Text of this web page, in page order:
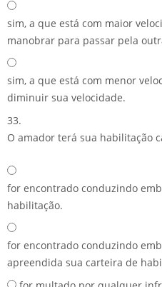
sim, a que está com maior
manobrar para passar pela
sim, a que está com menor
diminuir sua velocidade.
33.
O amador terá sua habilitação
for encontrado conduzindo
habilitação.
for encontrado conduzindo
apreendida sua carteira de